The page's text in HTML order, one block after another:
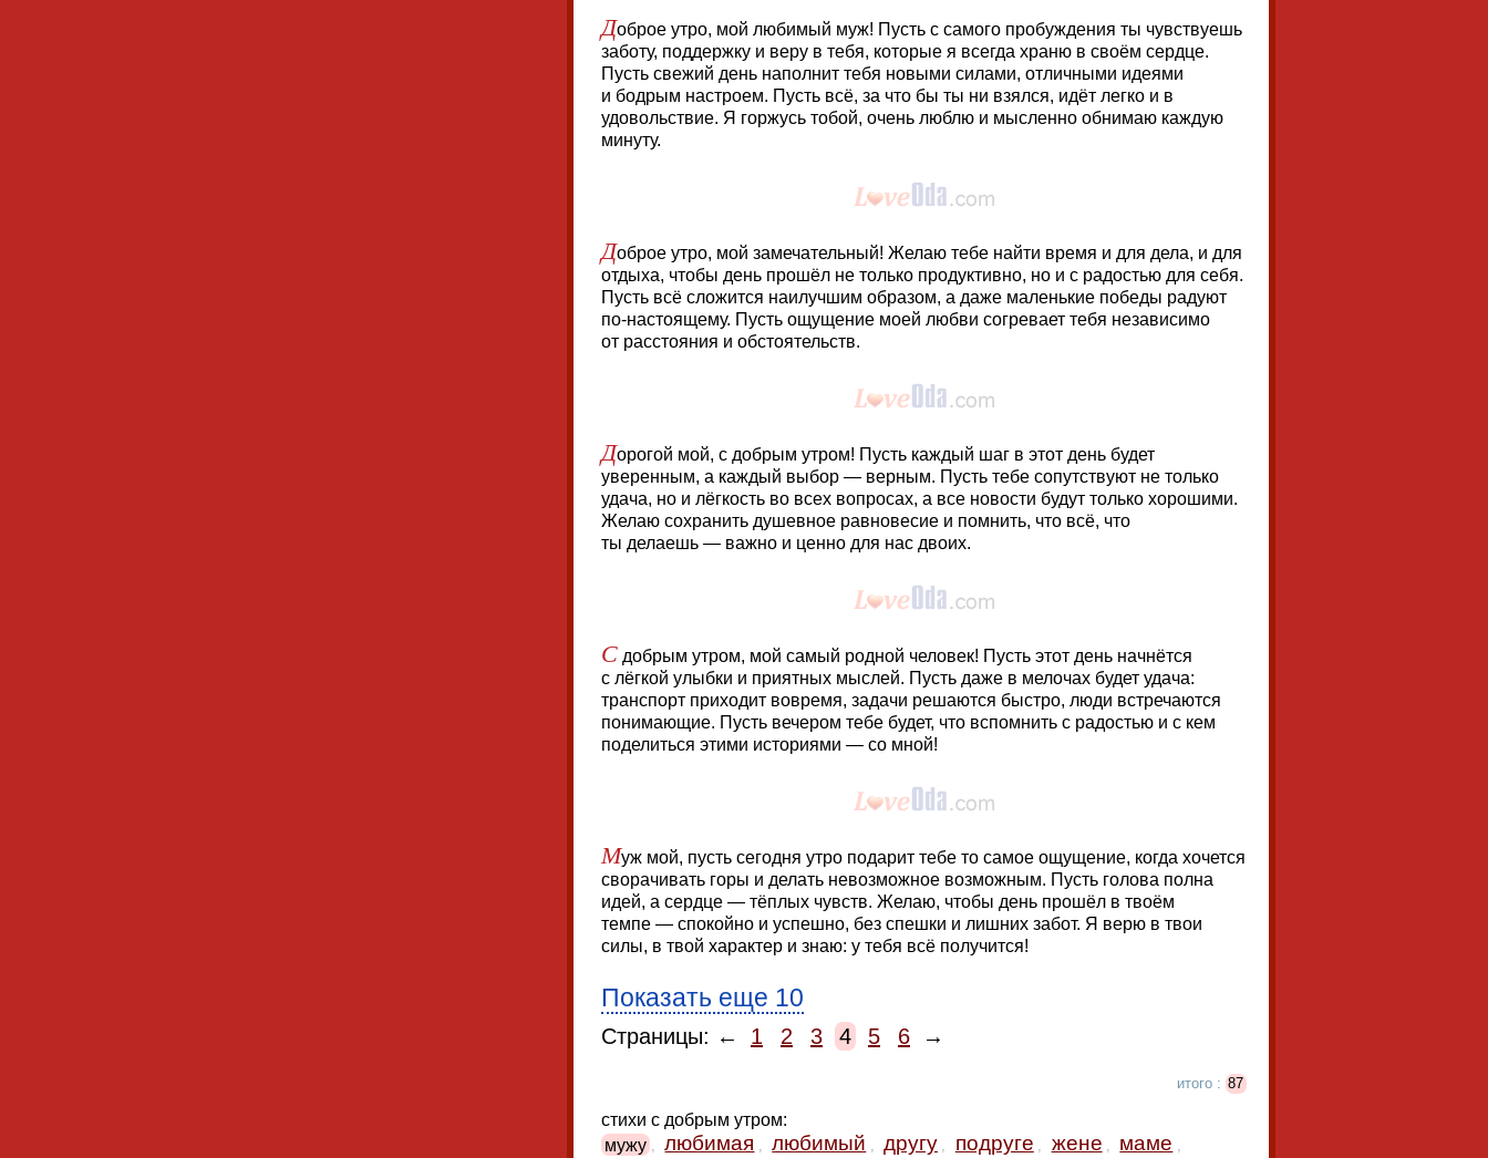
Доброе утро, мой любимый муж! Пусть с самого пробуждения ты чувствуешь
заботу, поддержку и веру в тебя, которые я всегда храню в своём сердце.
Пусть свежий день наполнит тебя новыми силами, отличными идеями
и бодрым настроем. Пусть всё, за что бы ты ни взялся, идёт легко и в
удовольствие. Я горжусь тобой, очень люблю и мысленно обнимаю каждую
минуту.
Доброе утро, мой замечательный! Желаю тебе найти время и для дела, и для
отдыха, чтобы день прошёл не только продуктивно, но и с радостью для себя.
Пусть всё сложится наилучшим образом, а даже маленькие победы радуют
по-настоящему. Пусть ощущение моей любви согревает тебя независимо
от расстояния и обстоятельств.
Дорогой мой, с добрым утром! Пусть каждый шаг в этот день будет
уверенным, а каждый выбор — верным. Пусть тебе сопутствуют не только
удача, но и лёгкость во всех вопросах, а все новости будут только хорошими.
Желаю сохранить душевное равновесие и помнить, что всё, что
ты делаешь — важно и ценно для нас двоих.
С добрым утром, мой самый родной человек! Пусть этот день начнётся
с лёгкой улыбки и приятных мыслей. Пусть даже в мелочах будет удача:
транспорт приходит вовремя, задачи решаются быстро, люди встречаются
понимающие. Пусть вечером тебе будет, что вспомнить с радостью и с кем
поделиться этими историями — со мной!
Муж мой, пусть сегодня утро подарит тебе то самое ощущение, когда хочется
сворачивать горы и делать невозможное возможным. Пусть голова полна
идей, а сердце — тёплых чувств. Желаю, чтобы день прошёл в твоём
темпе — спокойно и успешно, без спешки и лишних забот. Я верю в твои
силы, в твой характер и знаю: у тебя всё получится!
Показать еще 10
Страницы: ← 1 2 3 4 5 6 →
итого : 87
стихи с добрым утром:
мужу , любимая , любимый , другу , подруге , жене , маме ,